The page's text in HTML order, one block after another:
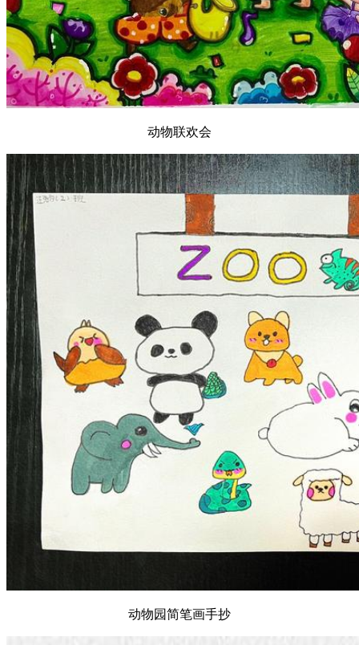
动物联欢会
动物园简笔画手抄